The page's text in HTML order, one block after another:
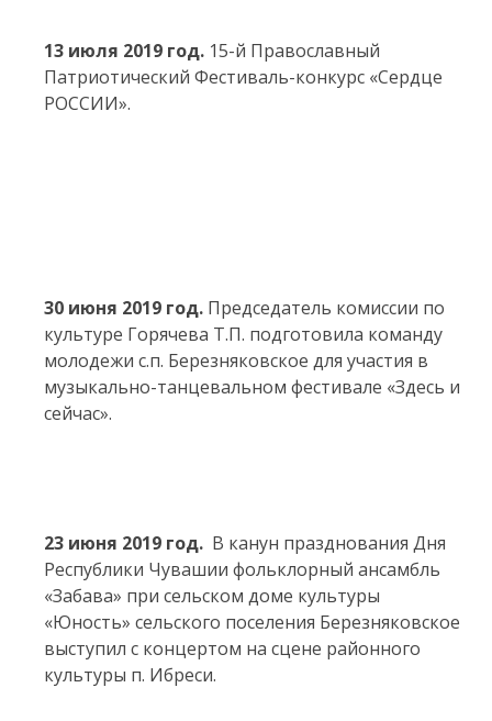
13 июля 2019 год. 15-й Православный
Патриотический Фестиваль-конкурс «Сердце
РОССИИ».
30 июня 2019 год. Председатель комиссии по
культуре Горячева Т.П. подготовила команду
молодежи с.п. Березняковское для участия в
музыкально-танцевальном фестивале «Здесь и
сейчас».
23 июня 2019 год. В канун празднования Дня
Республики Чувашии фольклорный ансамбль
«Забава» при сельском доме культуры
«Юность» сельского поселения Березняковское
выступил с концертом на сцене районного
культуры п. Ибреси.